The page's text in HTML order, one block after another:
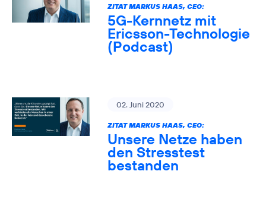
ZITAT MARKUS HAAS, CEO:
5G-Kernnetz mit
Ericsson-Technologie
(Podcast)
02. Juni 2020
ZITAT MARKUS HAAS, CEO:
Unsere Netze haben
den Stresstest
bestanden